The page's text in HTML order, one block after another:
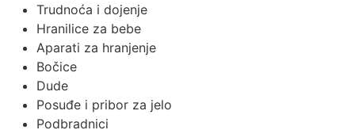
Trudnoća i dojenje
Hranilice za bebe
Aparati za hranjenje
Bočice
Dude
Posuđe i pribor za jelo
Podbradnici